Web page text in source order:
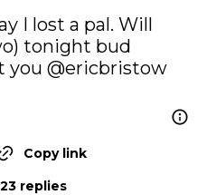
I lost a pal. Will
tonight bud
you @ericbristow
Copy link
replies